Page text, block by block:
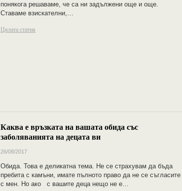
понякога решаваме, че са ни задължени още и още.
Ставаме взискателни,…
Цялата статия
Каква е връзката на вашата обида със
заболяванията на децата ви
26/08/2017
Обида. Това е деликатна тема. Не се страхувам да бъда
пребита с камъни, имате пълното право да не се съгласите
с мен. Но ако с вашите деца нещо не е…